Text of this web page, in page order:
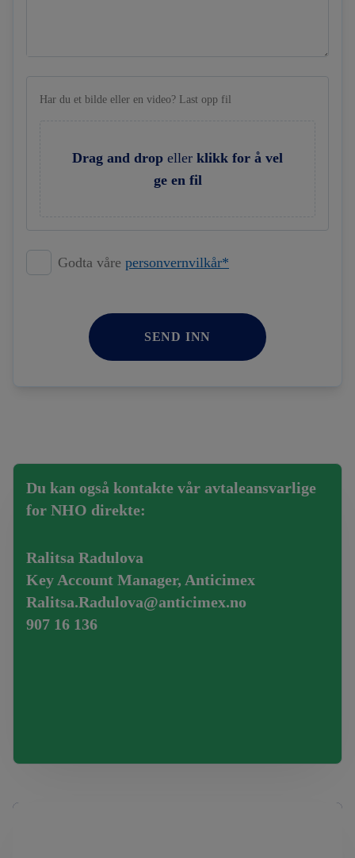
Har du et bilde eller en video? Last opp fil
Drag and drop eller klikk for å vel
ge en fil
Godta våre personvernvilkår*
SEND INN
Du kan også kontakte vår avtaleansvarlige
for NHO direkte:
Ralitsa Radulova
Key Account Manager, Anticimex
Ralitsa.Radulova@anticimex.no
907 16 136